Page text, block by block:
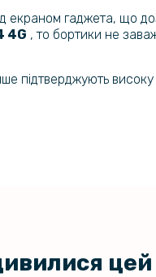
екраном гаджета,
4G , то бортики не
підтверджують високу